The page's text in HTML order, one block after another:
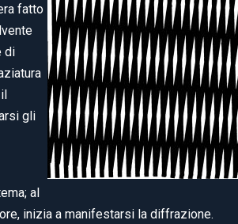
fatto
di
gli
al
inizia a manifestarsi la diffrazione.